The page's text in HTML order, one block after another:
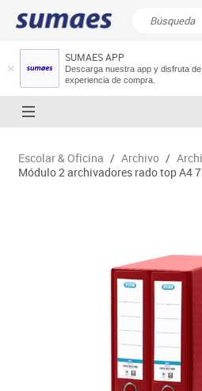
SUMAES APP
Descarga nuestra app y disfruta
experiencia de compra.
Resultados
Escolar & Oficina / Archivo /
Módulo 2 archivadores rado top A4